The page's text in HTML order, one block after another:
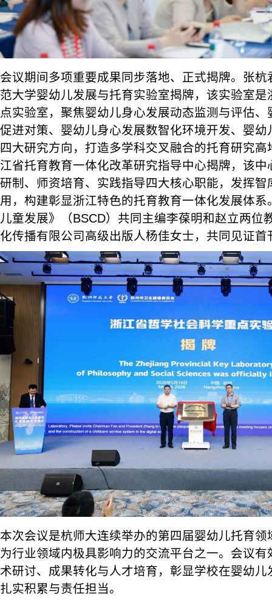
会议期间多项重要成果同步落地、正式揭牌。张
范大学婴幼儿发展与托育实验室揭牌，该实验室
点实验室，聚焦婴幼儿身心发展动态监测与评估
促进对策、婴幼儿身心发展数智化环境开发、婴
四大研究方向，打造多学科交叉融合的托育研究
江省托育教育一体化改革研究指导中心揭牌，该
研制、师资培育、实践指导四大核心职能，发挥
用，构建彰显浙江特色的托育教育一体化发展体
儿童发展》（BSCD）共同主编李葆明和赵立两位
化传播有限公司高级出版人杨佳女士，共同见证首
本次会议是杭师大连续举办的第四届婴幼儿托育
为行业领域内极具影响力的交流平台之一。会议
术研讨、成果转化与人才培育，彰显学校在婴幼
扎实积累与责任担当。